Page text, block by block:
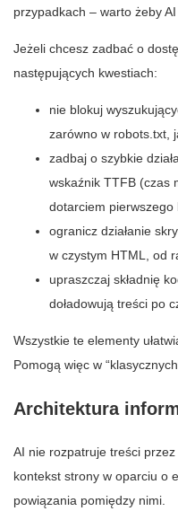
przypadkach – warto żeby
Jeżeli chcesz zadbać o
następujących kwestiach:
nie blokuj
zarówno w robots.txt,
zadbaj o szybkie
wskaźnik TTFB (czas
dotarciem pierwszego
ogranicz działanie
w czystym HTML, od
upraszczaj składnię
doładowują treści po
Wszystkie te elementy
Pomogą więc w
Architektura
AI nie rozpatruje treści
kontekst strony w oparciu o
powiązania pomiędzy nimi.